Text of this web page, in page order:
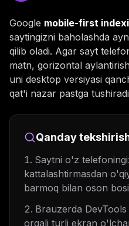
Google mobile-first
saytingizni baholashda
qilib oladi. Agar sayt
matn, gorizontal
uni desktop versiyasi
qat'i nazar pastga
Qanday
Saytni o'z
kattalashtirmasdan
barmoq bilan oson
Brauzerda
orqali turli ekran